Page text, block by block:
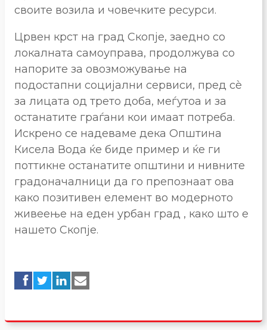
своите возила и човечките ресурси.
Црвен крст на град Скопје, заедно со
локалната самоуправа, продолжува со
напорите за овозможување на
подостапни социјални сервиси, пред сè
за лицата од трето доба, меѓутоа и за
останатите граѓани кои имаат потреба.
Искрено се надеваме дека Општина
Кисела Вода ќе биде пример и ќе ги
поттикне останатите општини и нивните
градоначалници да го препознаат ова
како позитивен елемент во модерното
живеење на еден урбан град , како што е
нашето Скопје.